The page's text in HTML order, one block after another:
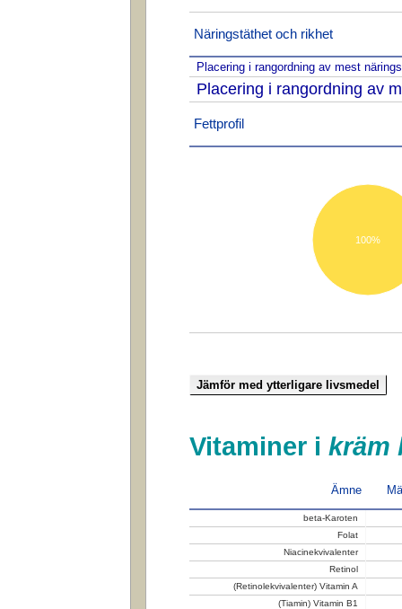
Näringstäthet och rikhet
Placering i rangordning av mest
Placering i rangordning av
Fettprofil
100%
Vitaminer i kräm
Ämne
beta-Karoten
Folat
Niacinekvivalenter
Retinol
(Retinolekvivalenter) Vitamin A
(Tiamin) Vitamin B1